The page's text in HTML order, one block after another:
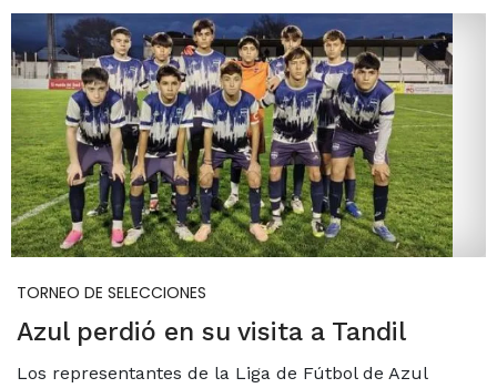
TORNEO DE SELECCIONES
Azul perdió en su visita a Tandil
Los representantes de la Liga de Fútbol de Azul